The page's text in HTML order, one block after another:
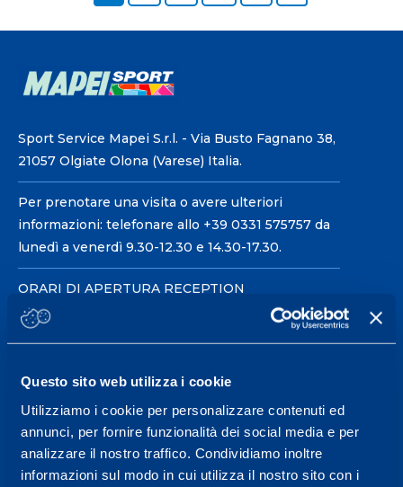
Questo sito web utilizza i cookie
Utilizziamo i cookie per personalizzare contenuti ed
annunci, per fornire funzionalità dei social media e per
analizzare il nostro traffico. Condividiamo inoltre
informazioni sul modo in cui utilizza il nostro sito con i
Sport Service Mapei S.r.l. - Via Busto Fagnano 38,
21057 Olgiate Olona (Varese) Italia.
Per prenotare una visita o avere ulteriori
informazioni: telefonare allo +39 0331 575757 da
lunedì a venerdì 9.30-12.30 e 14.30-17.30.
ORARI DI APERTURA RECEPTION
Da Lunedì al Venerdì
08.30 - 18.30
Centro servizi per l'alta
prestazione ed il
wellness.